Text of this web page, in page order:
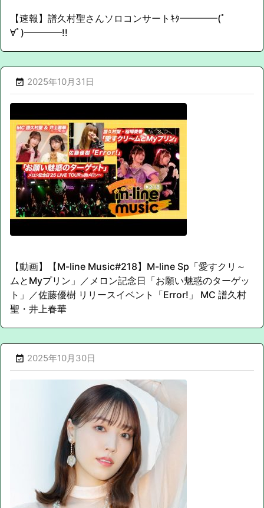
【速報】譜久村聖さんソロコンサートｷﾀ━━━━(ﾟ
∀ﾟ)━━━━!!
 2025年10月31日
【動画】【M-line Music#218】M-line Sp「愛すクリ～
ムとMyプリン」／メロン記念日「お願い魅惑のターゲッ
ト」／佐藤優樹 リリースイベント「Error!」 MC 譜久村
聖・井上春華
 2025年10月30日